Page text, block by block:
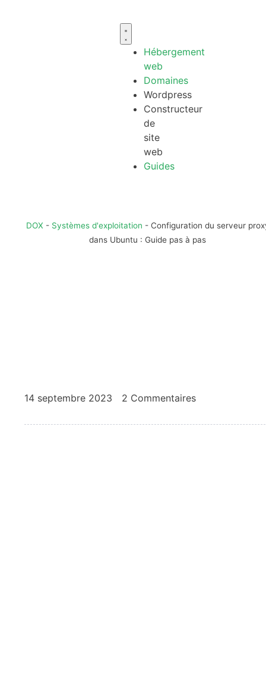
Hébergement
web
Domaines
Wordpress
Constructeur
de
site
web
Guides
DOX - Systèmes d'exploitation - Configuration du serveur
dans Ubuntu : Guide pas à pas
14 septembre 2023 2 Commentaires